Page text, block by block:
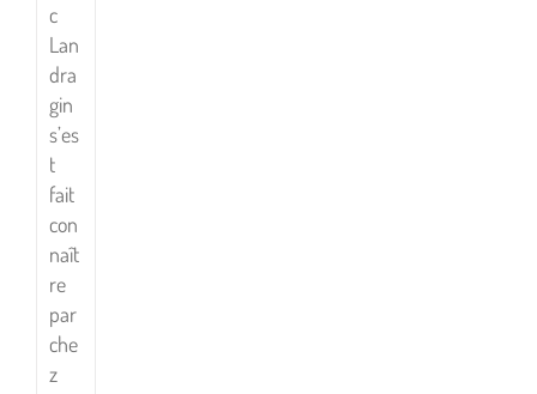
c
Lan
dra
gin
s’es
t
fait
con
naît
re
par
che
z